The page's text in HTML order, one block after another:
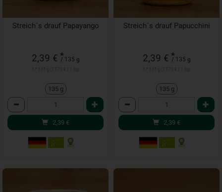
Streich´s drauf Papayango
2,39 € *
/ 135 g
135 g
Anzahl
2,39 €
Streich´s drauf Papucchini
2,39 € *
/ 135 g
135 g
Anzahl
2,39 €